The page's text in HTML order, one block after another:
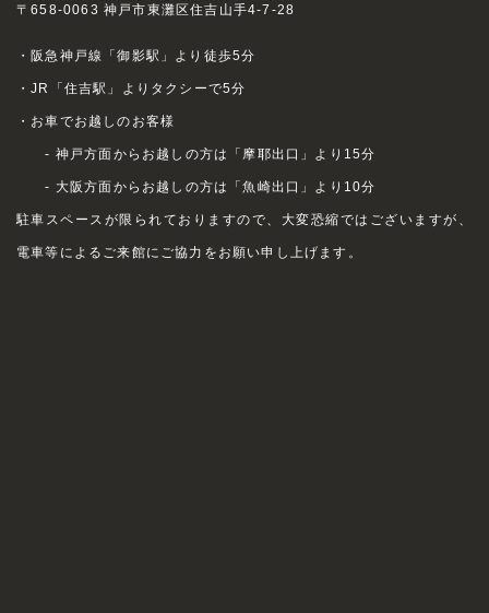
〒658-0063 神戸市東灘区住吉山手4-7-28
・阪急神戸線「御影駅」より徒歩5分
・JR「住吉駅」よりタクシーで5分
・お車でお越しのお客様
- 神戸方面からお越しの方は「摩耶出口」より15分
- 大阪方面からお越しの方は「魚崎出口」より10分
駐車スペースが限られておりますので、大変恐縮ではございますが、
電車等によるご来館にご協力をお願い申し上げます。